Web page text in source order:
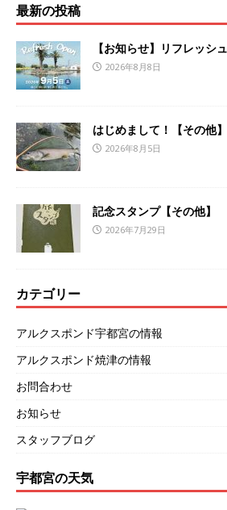
最新の投稿
【お知らせ】リフレッシ
2026年8月8日
はじめまして！【その他】
2026年8月5日
記念スタンプ【その他】
2026年7月29日
カテゴリー
アルクスポンド宇都宮の情報
アルクスポンド焼津の情報
お問合わせ
お知らせ
スタッフブログ
宇都宮の天気